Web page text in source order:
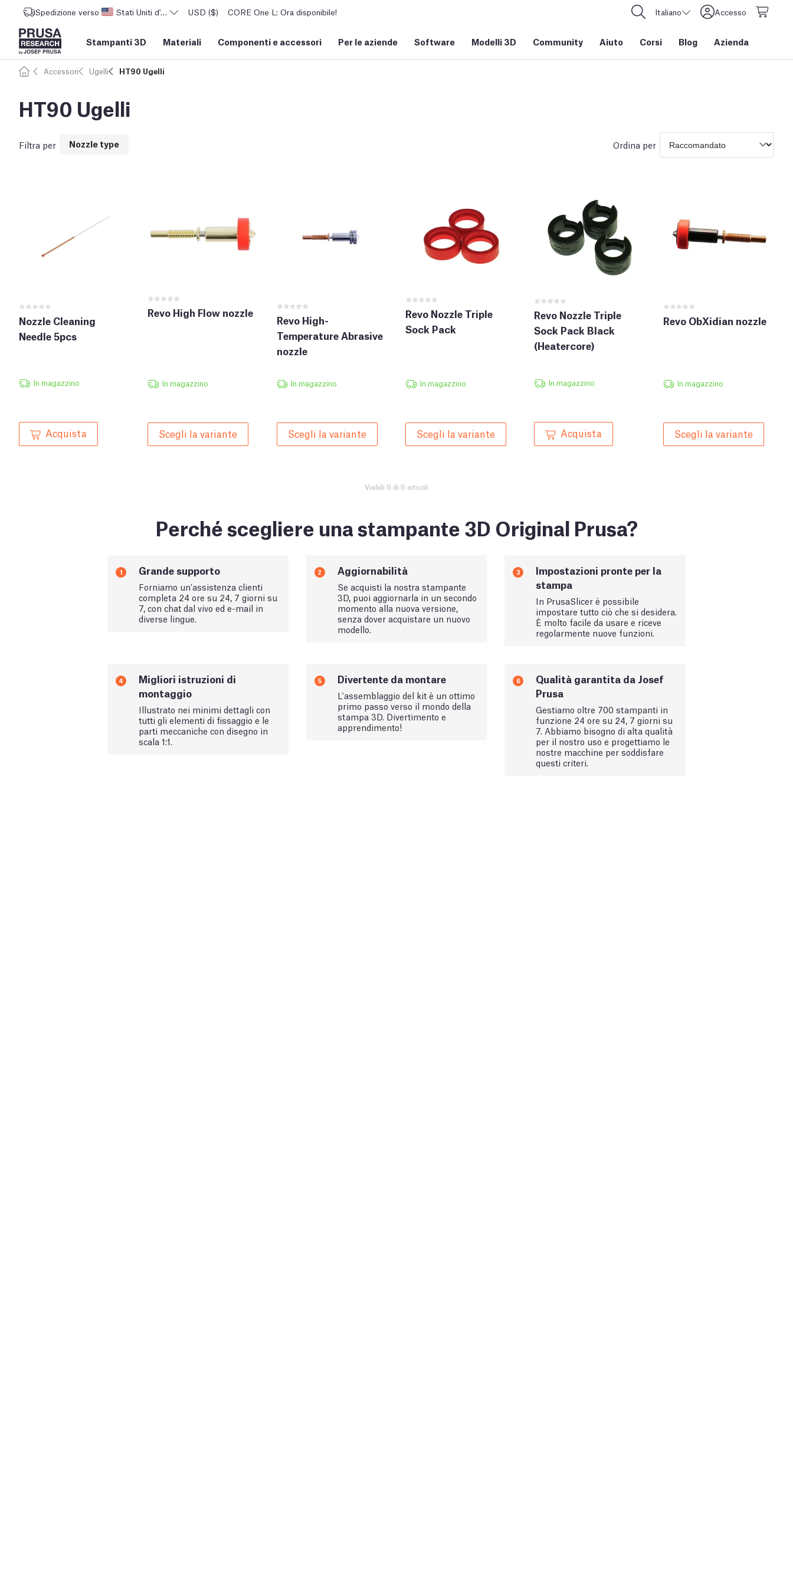
Spedizione verso Stati Uniti d'AmericaUSD ($) CORE One L: Ora disponibile! Italiano Accesso
Stampanti 3D Materiali Componenti e accessori Per le aziende Software Modelli 3D Community Aiuto Corsi Blog Azienda
Accessori Ugelli HT90 Ugelli
HT90 Ugelli
Filtra per Nozzle type Ordina per
Nozzle Cleaning
Needle 5pcs
In magazzino
Acquista
Revo High Flow nozzle
In magazzino
Scegli la variante
Revo High-
Temperature Abrasive
nozzle
In magazzino
Scegli la variante
Revo Nozzle Triple
Sock Pack
In magazzino
Scegli la variante
Revo Nozzle Triple
Sock Pack Black
(Heatercore)
In magazzino
Acquista
Revo ObXidian nozzle
In magazzino
Scegli la variante
Visibili 6 di 6 articoli
Perché scegliere una stampante 3D Original Prusa?
1 Grande supporto
Forniamo un'assistenza clienti
completa 24 ore su 24, 7 giorni su
7, con chat dal vivo ed e-mail in
diverse lingue.
2 Aggiornabilità
Se acquisti la nostra stampante
3D, puoi aggiornarla in un secondo
momento alla nuova versione,
senza dover acquistare un nuovo
modello.
3
Impostazioni pronte per la
stampa
In PrusaSlicer è possibile
impostare tutto ciò che si desidera.
È molto facile da usare e riceve
regolarmente nuove funzioni.
4
Migliori istruzioni di
montaggio
Illustrato nei minimi dettagli con
tutti gli elementi di fissaggio e le
parti meccaniche con disegno in
scala 1:1.
5 Divertente da montare
L'assemblaggio del kit è un ottimo
primo passo verso il mondo della
stampa 3D. Divertimento e
apprendimento!
6
Qualità garantita da Josef
Prusa
Gestiamo oltre 700 stampanti in
funzione 24 ore su 24, 7 giorni su
7. Abbiamo bisogno di alta qualità
per il nostro uso e progettiamo le
nostre macchine per soddisfare
questi criteri.